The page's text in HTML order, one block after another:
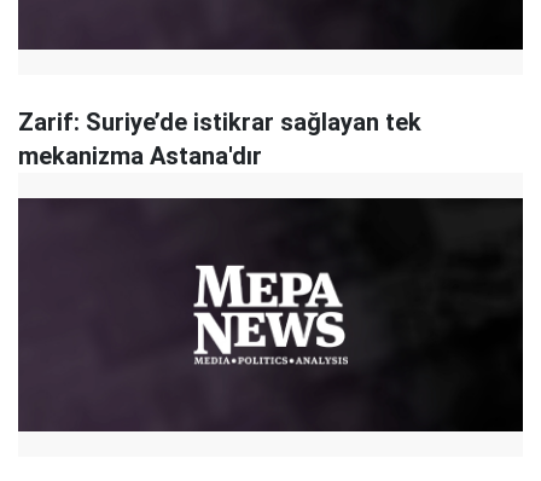
Zarif: Suriye’de istikrar sağlayan tek
mekanizma Astana'dır